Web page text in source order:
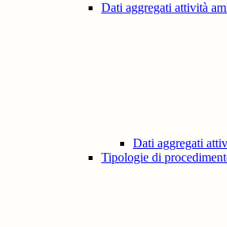
Dati aggregati attività
Dati aggregati
Tipologie di